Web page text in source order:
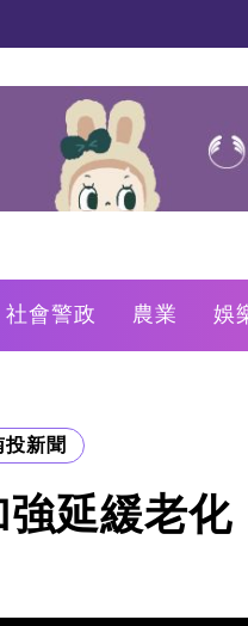
社會警政 農業 娛
投新聞
延緩老化